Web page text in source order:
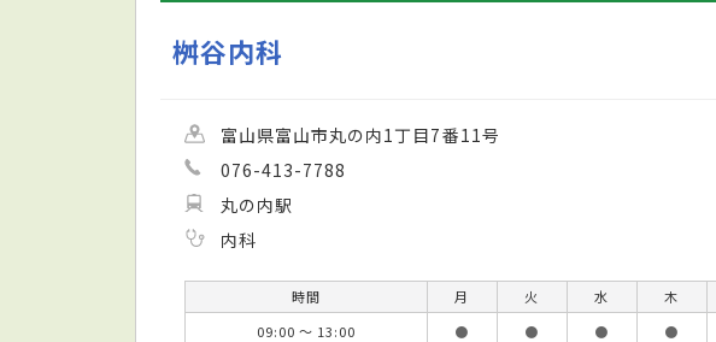
桝谷内科
富山県富山市丸の内1丁目7番11号
076-413-7788
丸の内駅
内科
時間 月 火 水 木
09:00 ～ 13:00
● ● ● ●